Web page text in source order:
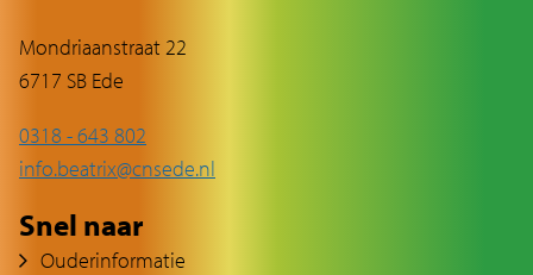
Mondriaanstraat 22
6717 SB Ede
0318 - 643 802
info.beatrix@cnsede.nl
Snel naar
Ouderinformatie